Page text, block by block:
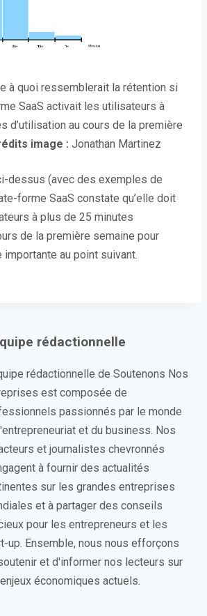
à quoi ressemblerait la rétention si
SaaS activait les utilisateurs à
d’utilisation au cours de la première
image : Jonathan Martinez
dessus (avec des exemples de
forme SaaS constate qu’elle doit
à plus de 25 minutes
de la première semaine pour
au point suivant.
rédactionnelle
rédactionnelle de Soutenons Nos
est composée de
passionnés par le monde
et du business. Nos
et journalistes chevronnés
à fournir des actualités
sur les grandes entreprises
et à partager des conseils
pour les entrepreneurs et les
up. Ensemble, nous nous efforçons
et d'informer nos lecteurs sur
économiques actuels.